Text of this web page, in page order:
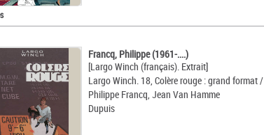
Francq, Philippe (1961-....)
[Largo Winch (français). Extrait]
Largo Winch. 18, Colère rouge : grand format /
Philippe Francq, Jean Van Hamme
Dupuis